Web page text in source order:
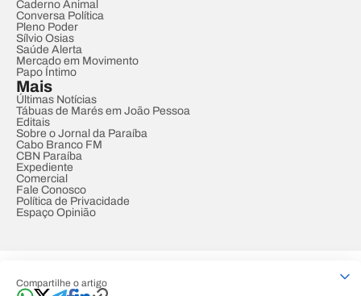
Compartilhe o artigo
Caderno Animal
Conversa Política
Pleno Poder
Sílvio Osias
Saúde Alerta
Mercado em Movimento
Papo Íntimo
Mais
Últimas Notícias
Tábuas de Marés em João Pessoa
Editais
Sobre o Jornal da Paraíba
Cabo Branco FM
CBN Paraíba
Expediente
Comercial
Fale Conosco
Política de Privacidade
Espaço Opinião